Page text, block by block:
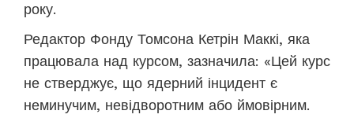
року.
Редактор Фонду Томсона Кетрін Маккі, яка
працювала над курсом, зазначила: «Цей курс
не стверджує, що ядерний інцидент є
неминучим, невідворотним або ймовірним.